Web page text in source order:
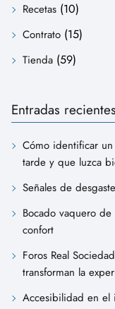
Recetas (10)
Contrato (15)
Tienda (59)
Entradas recientes
Cómo identificar
tarde y que luzca
Señales de
Bocado vaquero
confort
Foros Real
transforman la
Accesibilidad en el